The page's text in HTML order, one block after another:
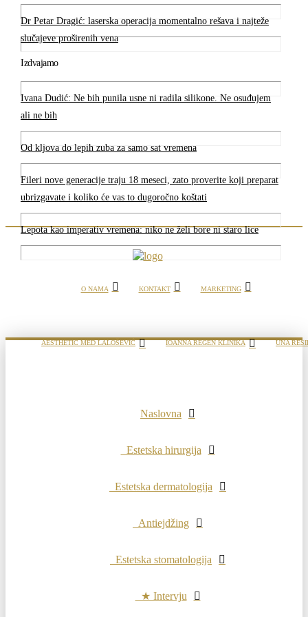
Dr Petar Dragić: laserska operacija momentalno rešava i najteže
slučajeve proširenih vena
Izdvajamo
Ivana Dudić: Ne bih punila usne ni radila silikone. Ne osuđujem
ali ne bih
Od kljova do lepih zuba za samo sat vremena
Fileri nove generacije traju 18 meseci, zato proverite koji preparat
ubrizgavate i koliko će vas to dugoročno koštati
Lepota kao imperativ vremena: niko ne želi bore ni staro lice
O NAMA KONTAKT MARKETING
AESTHETIC MED LALOŠEVIĆ IOANNA REGEN KLINIKA UNA
Naslovna
Estetska hirurgija
Estetska dermatologija
Antiejdžing
Estetska stomatologija
★ Intervju